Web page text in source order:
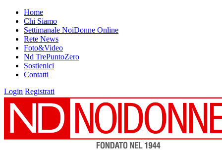
Home
Chi Siamo
Settimanale NoiDonne Online
Rete News
Foto&Video
Nd TrePuntoZero
Sostienici
Contatti
Login Registrati